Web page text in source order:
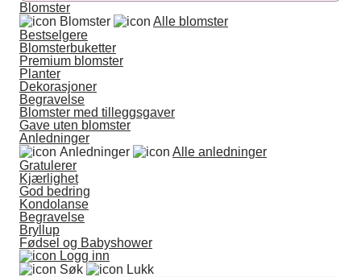
Blomster
Blomster
Alle blomster
Bestselgere
Blomsterbuketter
Premium blomster
Planter
Dekorasjoner
Begravelse
Blomster med tilleggsgaver
Gave uten blomster
Anledninger
Anledninger
Alle anledninger
Gratulerer
Kjærlighet
God bedring
Kondolanse
Begravelse
Bryllup
Fødsel og Babyshower
Logg inn
Søk
Lukk